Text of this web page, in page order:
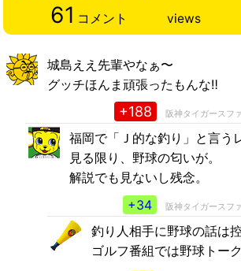
61 コメント views
城島ええ先輩やなぁ〜
グッチほんま頑張ったもんな‼️
+188 阪神タイガースフ
福岡で「Ｊ的な釣り」と言う
見る限り、野球の匂いが。
解説でも見ないし残念。
+34
阪神タイガースフ
釣り人相手に野球の話は
ゴルフ番組では野球トー